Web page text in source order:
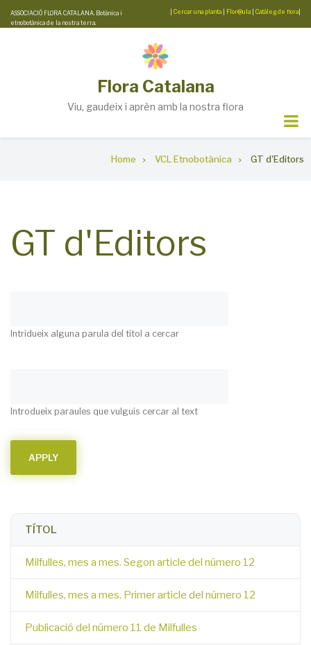
Skip
to
ASSOCIACIÓ FLORA CATALANA. Botànica i
etnobotànica de la nostra terra.
Cercar una planta Flor@ula Catàleg de flora
Flora Catalana
Viu, gaudeix i aprèn amb la nostra flora
Home VCL Etnobotànica GT d'Editors
GT d'Editors
Intridueix alguna parula del títol a cercar
Introdueix paraules que vulguis cercar al text
TÍTOL
Milfulles, mes a mes. Segon article del número 12
Milfulles, mes a mes. Primer article del número 12
Publicació del número 11 de Milfulles